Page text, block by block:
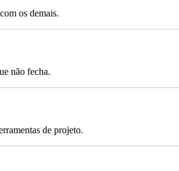
os demais.
não fecha.
de projeto.